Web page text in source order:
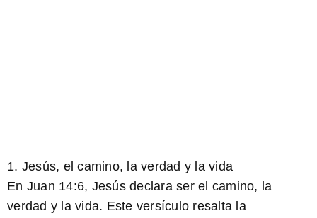
1. Jesús, el camino, la verdad y la vida
En Juan 14:6, Jesús declara ser el camino, la
verdad y la vida. Este versículo resalta la